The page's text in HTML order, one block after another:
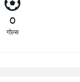
0
गोल्स